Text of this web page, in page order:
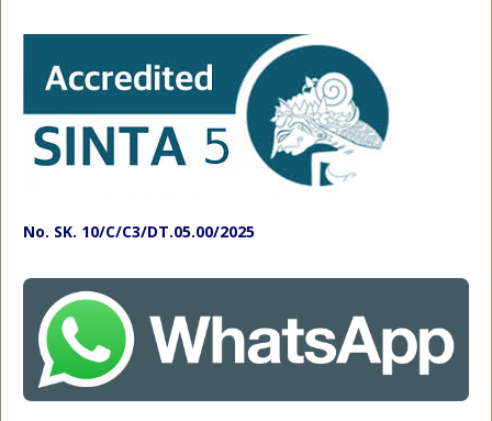
No. SK. 10/C/C3/DT.05.00/2025